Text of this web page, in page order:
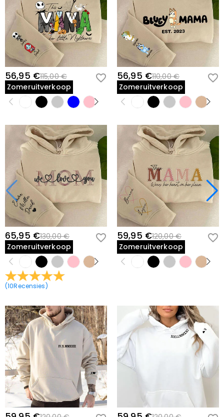
56,95 €115,00 €
Zomeruitverkoop
56,95 €110,00 €
Zomeruitverkoop
65,95 €130,00 €
Zomeruitverkoop
(10Recensies)
59,95 €120,00 €
Zomeruitverkoop